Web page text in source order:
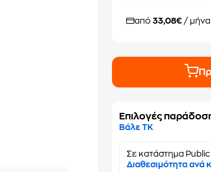
από33,08€ / μήνα
Επιλογές
Βάλε ΤΚ
Σε κατάστημα Public
Διαθεσιμότητα ανά